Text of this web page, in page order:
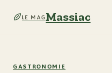
LE MAGMassiac
GASTRONOMIE